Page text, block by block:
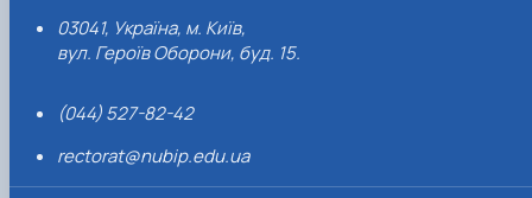
03041, Україна, м. Київ,
вул. Героїв Оборони, буд. 15.
(044) 527-82-42
rectorat@nubip.edu.ua